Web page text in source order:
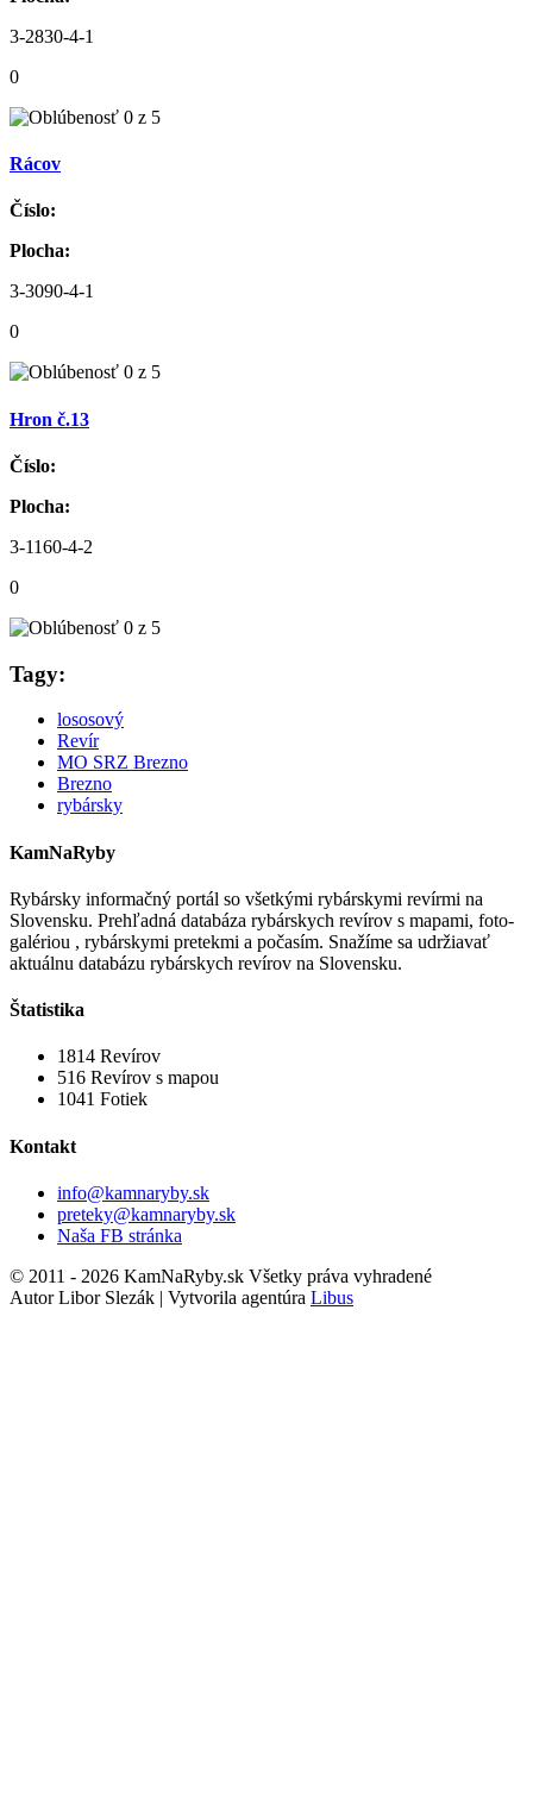
3-2830-4-1
0
Rácov
Číslo:
Plocha:
3-3090-4-1
0
Hron č.13
Číslo:
Plocha:
3-1160-4-2
0
Tagy:
lososový
Revír
MO SRZ Brezno
Brezno
rybársky
KamNaRyby
Rybársky informačný portál so všetkými rybárskymi revírmi na
Slovensku. Prehľadná databáza rybárskych revírov s mapami, foto-
galériou , rybárskymi pretekmi a počasím. Snažíme sa udržiavať
aktuálnu databázu rybárskych revírov na Slovensku.
Štatistika
1814 Revírov
516 Revírov s mapou
1041 Fotiek
Kontakt
info@kamnaryby.sk
preteky@kamnaryby.sk
Naša FB stránka
© 2011 - 2026 KamNaRyby.sk Všetky práva vyhradené
Autor Libor Slezák | Vytvorila agentúra Libus